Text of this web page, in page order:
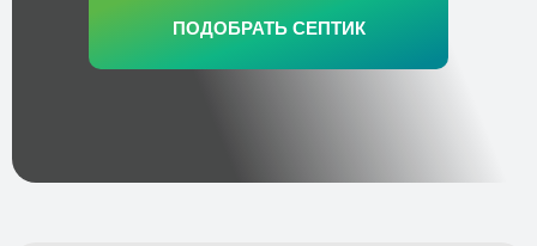
ПОДОБРАТЬ СЕПТИК